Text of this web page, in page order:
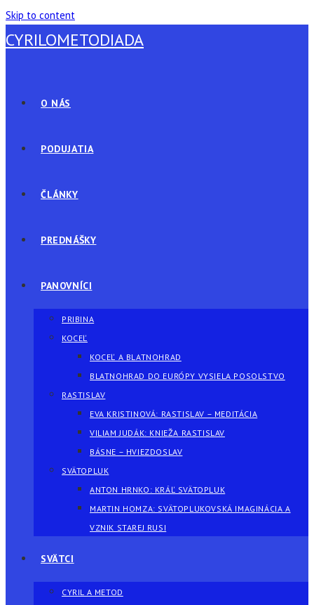
Skip to content
CYRILOMETODIADA
O NÁS
PODUJATIA
ČLÁNKY
PREDNÁŠKY
PANOVNÍCI
PRIBINA
KOCEĽ
KOCEĽ A BLATNOHRAD
BLATNOHRAD DO EURÓPY VYSIELA POSOLSTVO
RASTISLAV
EVA KRISTINOVÁ: RASTISLAV – MEDITÁCIA
VILIAM JUDÁK: KNIEŽA RASTISLAV
BÁSNE – HVIEZDOSLAV
SVÄTOPLUK
ANTON HRNKO: KRÁĽ SVÄTOPLUK
MARTIN HOMZA: SVÄTOPLUKOVSKÁ IMAGINÁCIA A
VZNIK STAREJ RUSI
SVÄTCI
CYRIL A METOD